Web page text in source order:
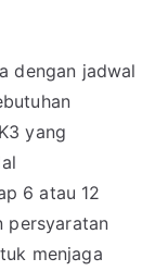
dengan jadwal
yang
6 atau 12
persyaratan
menjaga